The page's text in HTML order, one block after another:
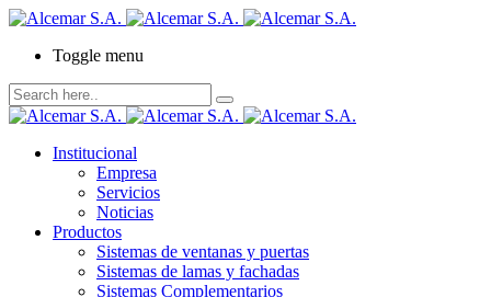
Toggle menu
Institucional
Empresa
Servicios
Noticias
Productos
Sistemas de ventanas y puertas
Sistemas de lamas y fachadas
Sistemas Complementarios